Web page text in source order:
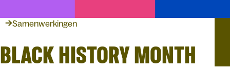
Samenwerkingen
BLACK HISTORY MONTH